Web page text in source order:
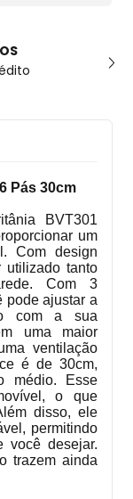
Pás 30cm
BVT301
um
Com design
utilizado tanto
Com 3
pode ajustar a
com a sua
uma maior
ventilação
é de 30cm,
médio. Esse
o que
disso, ele
permitindo
você desejar.
trazem ainda